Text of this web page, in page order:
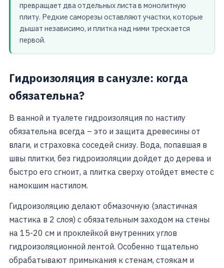
превращает два отдельных листа в монолитную
плиту. Редкие саморезы оставляют участки, которые
дышат независимо, и плитка над ними трескается
первой.
Гидроизоляция в санузле: когда
обязательна?
В ванной и туалете гидроизоляция по настилу
обязательна всегда – это и защита древесины от
влаги, и страховка соседей снизу. Вода, попавшая в
швы плитки, без гидроизоляции дойдет до дерева и
быстро его сгноит, а плитка сверху отойдет вместе с
намокшим настилом.
Гидроизоляцию делают обмазочную (эластичная
мастика в 2 слоя) с обязательным заходом на стены
на 15-20 см и проклейкой внутренних углов
гидроизоляционной лентой. Особенно тщательно
обрабатывают примыкания к стенам, стоякам и